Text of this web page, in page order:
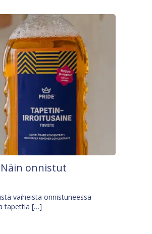
onnistut
vaiheista onnistuneessa
tapettia […]